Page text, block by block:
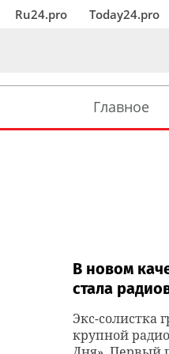
Ru24.pro Today24.pro
Главное
В новом
стала
Экс-солистка
крупной